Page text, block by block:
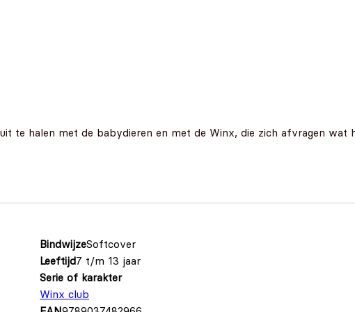
te halen met de babydieren en met de Winx, die zich afvragen wat
BindwijzeSoftcover
Leeftijd7 t/m 13 jaar
Serie of karakter
Winx club